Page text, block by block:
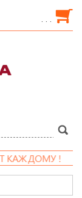
. . .
КАЖДОМУ !